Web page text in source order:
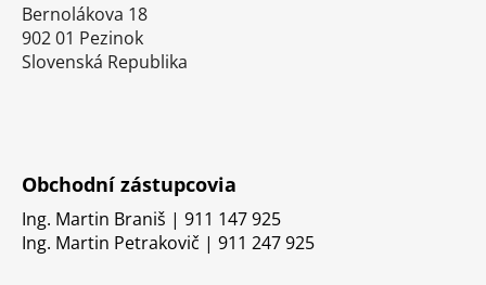
Bernolákova 18
902 01 Pezinok
Slovenská Republika
Obchodní zástupcovia
Ing. Martin Braniš | 911 147 925
Ing. Martin Petrakovič | 911 247 925